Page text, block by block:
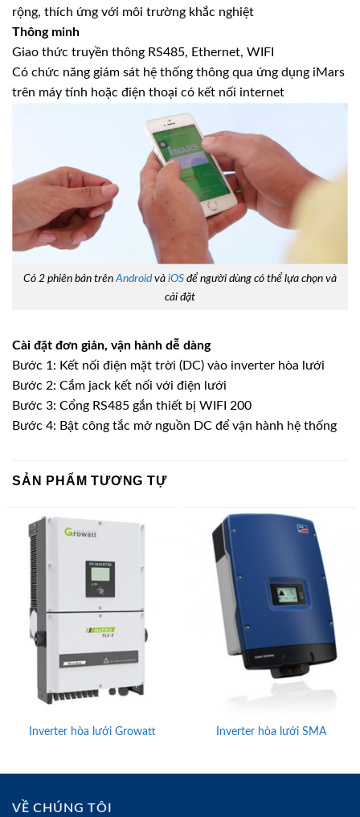
rộng, thích ứng với môi trường khắc nghiệt
Thông minh
Giao thức truyền thông RS485, Ethernet, WIFI
Có chức năng giám sát hệ thống thông qua ứng dụng iMars
trên máy tính hoặc điện thoại có kết nối internet
Có 2 phiên bản trên Androidvà iOS để người dùng có thể lựa chọn và
cài đặt
Cài đặt đơn giản, vận hành dễ dàng
Bước 1: Kết nối điện mặt trời (DC) vào inverter hòa lưới
Bước 2: Cắm jack kết nối với điện lưới
Bước 3: Cổng RS485 gắn thiết bị WIFI 200
Bước 4: Bật công tắc mở nguồn DC để vận hành hệ thống
SẢN PHẨM TƯƠNG TỰ
Inverter hòa lưới Growatt Inverter hòa lưới SMA
VỀ CHÚNG TÔI